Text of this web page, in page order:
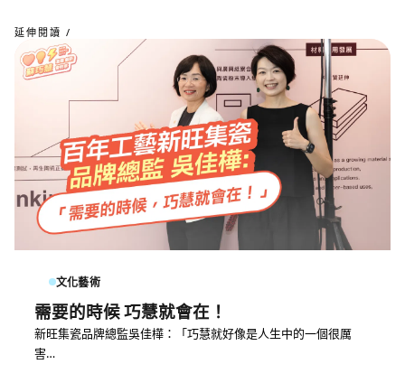
延伸閱讀 /
文化藝術
需要的時候 巧慧就會在！
新旺集瓷品牌總監吳佳樺：「巧慧就好像是人生中的一個很厲
害…